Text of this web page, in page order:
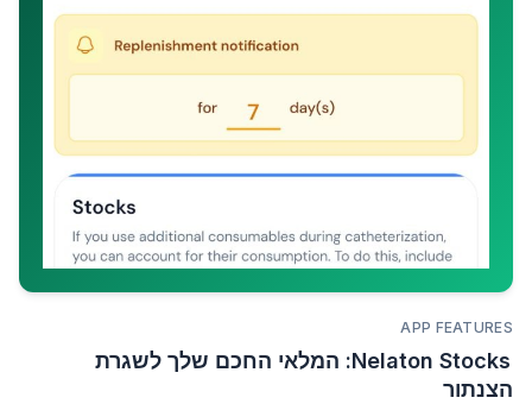
APP FEATURES
Nelaton Stocks: המלאי החכם שלך לשגרת
הצנתור